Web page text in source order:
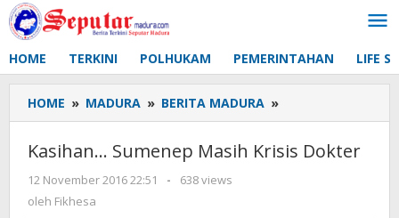
Lewati
ke
HOME TERKINI POLHUKAM PEMERINTAHAN LIFE
HOME » MADURA » BERITA MADURA »
Sumenep
Krisis
Kasihan… Sumenep Masih Krisis Dokter
12 November 2016 22:51
oleh
-
638 views
oleh Fikhesa